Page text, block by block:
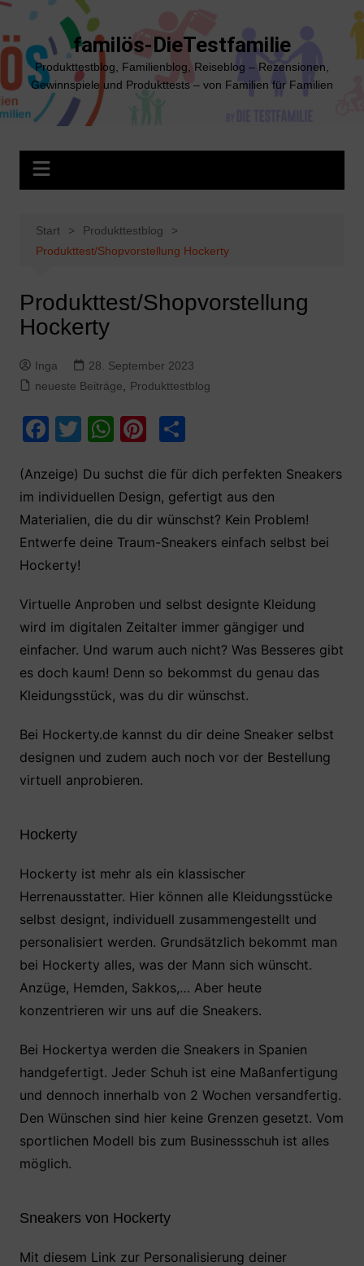
Zum
springen
familös-DieTestfamilie
Produkttestblog, Familienblog, Reiseblog – Rezensionen,
Gewinnspiele und Produkttests – von Familien für Familien
Start
Produkttestblog
Produkttest/Shopvorstellung Hockerty
Produkttest/Shopvorstellung
Hockerty
Inga
28. September 2023
neueste Beiträge
Produkttestblog
F
c
e
b
o
k
T
itt
er
W
at
s
A
Pi
er
e
st
T
le
n
(Anzeige) Du suchst die für dich perfekten Sneakers
im individuellen Design, gefertigt aus den
Materialien, die du dir wünschst? Kein Problem!
Entwerfe deine Traum-Sneakers einfach selbst bei
Hockerty!
Virtuelle Anproben und selbst designte Kleidung
wird im digitalen Zeitalter immer gängiger und
einfacher. Und warum auch nicht? Was Besseres gibt
es doch kaum! Denn so bekommst du genau das
Kleidungsstück, was du dir wünschst.
Bei Hockerty.de kannst du dir deine Sneaker selbst
designen und zudem auch noch vor der Bestellung
virtuell anprobieren.
Hockerty
Hockerty ist mehr als ein klassischer
Herrenausstatter. Hier können alle Kleidungsstücke
selbst designt, individuell zusammengestellt und
personalisiert werden. Grundsätzlich bekommt man
bei Hockerty alles, was der Mann sich wünscht.
Anzüge, Hemden, Sakkos,… Aber heute
konzentrieren wir uns auf die Sneakers.
Bei Hockertya werden die Sneakers in Spanien
handgefertigt. Jeder Schuh ist eine Maßanfertigung
und dennoch innerhalb von 2 Wochen versandfertig.
Den Wünschen sind hier keine Grenzen gesetzt. Vom
sportlichen Modell bis zum Businessschuh ist alles
möglich.
Sneakers von Hockerty
Mit diesem Link zur Personalisierung deiner